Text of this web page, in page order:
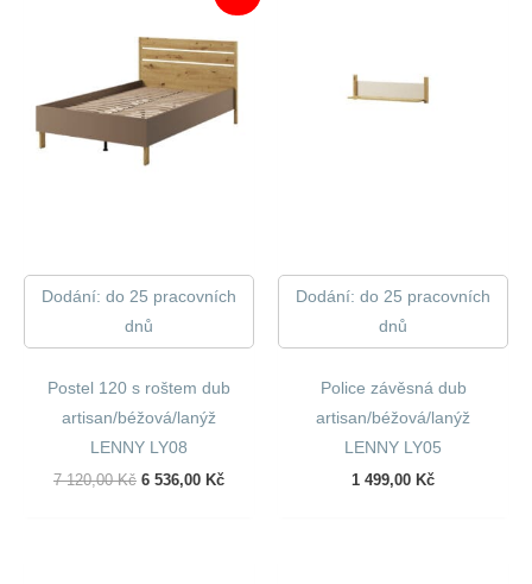
Dodání: do 25 pracovních
dnů
Postel 120 s roštem dub
artisan/béžová/lanýž
LENNY LY08
7 120,00Kč Původní
6 536,00 KčAktuální
Dodání: do 25 pracovních
dnů
Police závěsná dub
artisan/béžová/lanýž
LENNY LY05
1 499,00 Kč